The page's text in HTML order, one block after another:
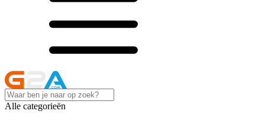
Alle categorieën